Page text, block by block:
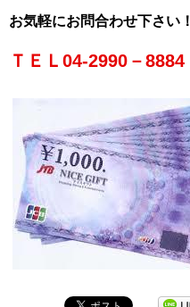
お気軽にお問合わせ下さい！
ＴＥＬ04-2990－8884